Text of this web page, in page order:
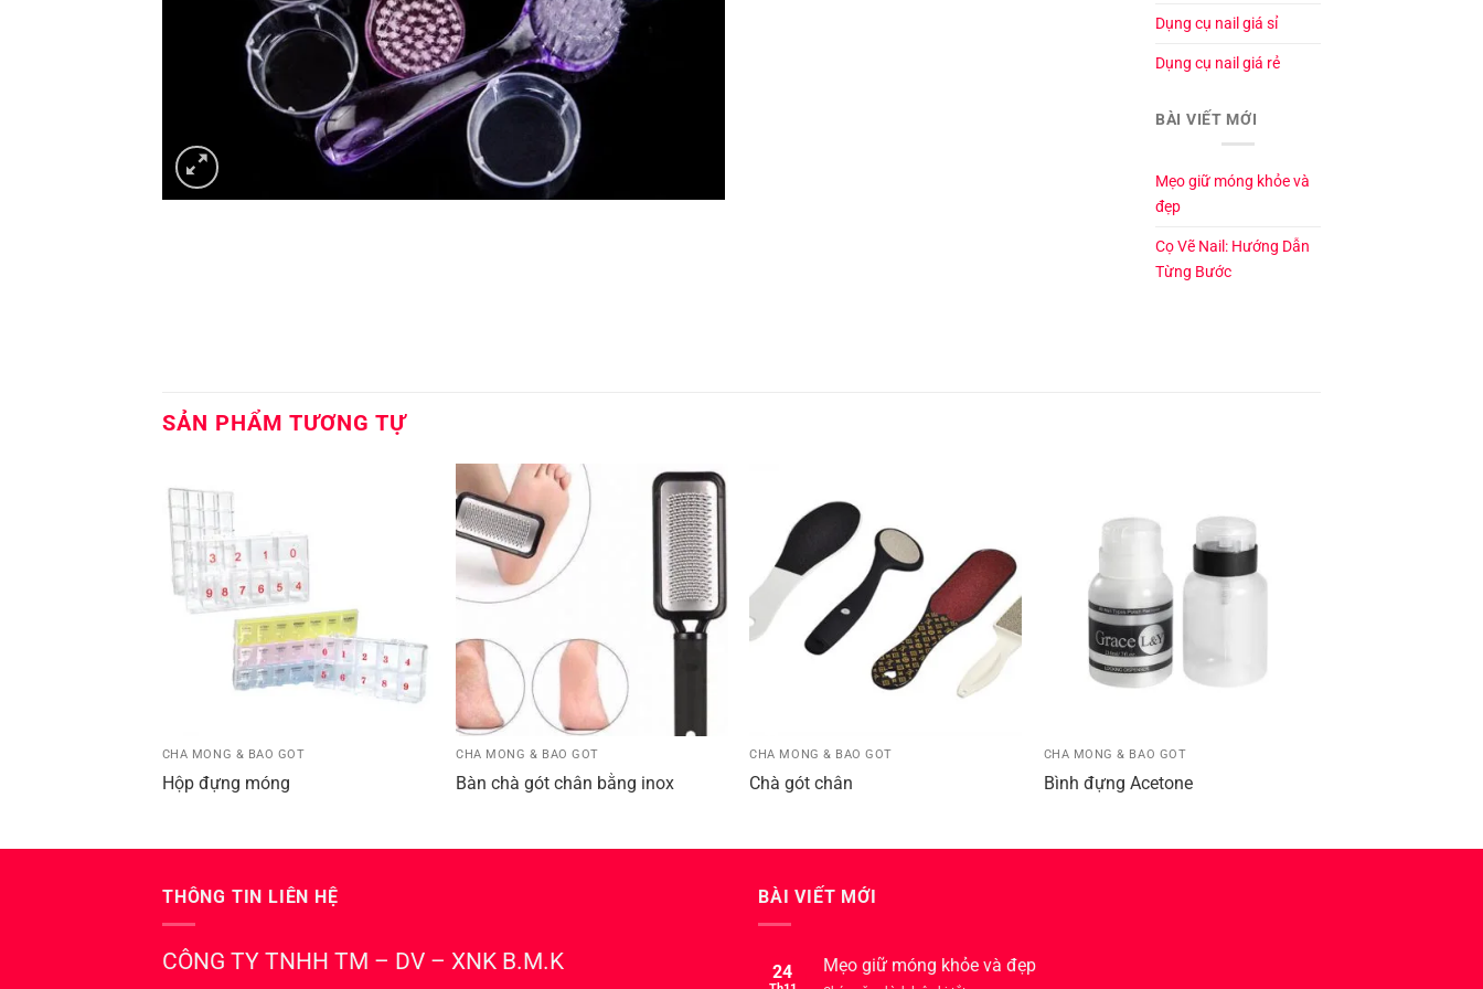
Dụng cụ nail giá sỉ
Dụng cụ nail giá rẻ
BÀI VIẾT MỚI
Mẹo giữ móng khỏe và
đẹp
Cọ Vẽ Nail: Hướng Dẫn
Từng Bước
SẢN PHẨM TƯƠNG TỰ
CHÀ MÓNG & BÀO GÓT
Hộp đựng móng
CHÀ MÓNG & BÀO GÓT
Bàn chà gót chân bằng inox
CHÀ MÓNG & BÀO GÓT
Chà gót chân
CHÀ MÓNG & BÀO GÓT
Bình đựng Acetone
THÔNG TIN LIÊN HỆ
CÔNG TY TNHH TM – DV – XNK B.M.K
BÀI VIẾT MỚI
24 Mẹo giữ móng khỏe và đẹp